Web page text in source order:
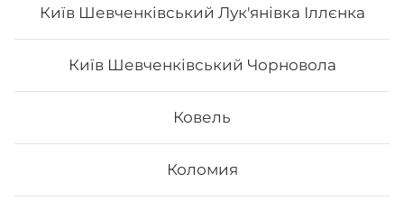
Київ Шевченківський Лук'янівка Іллєнка
Київ Шевченківський Чорновола
Ковель
Коломия